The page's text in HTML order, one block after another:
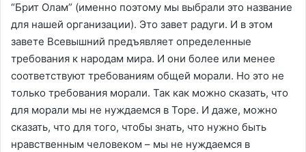
“Брит Олам” (именно поэтому мы выбрали это название
для нашей организации). Это завет радуги. И в этом
завете Всевышний предъявляет определенные
требования к народам мира. И они более или менее
соответствуют требованиям общей морали. Но это не
только требования морали. Так как можно сказать, что
для морали мы не нуждаемся в Торе. И даже, можно
сказать, что для того, чтобы знать, что нужно быть
нравственным человеком – мы не нуждаемся в